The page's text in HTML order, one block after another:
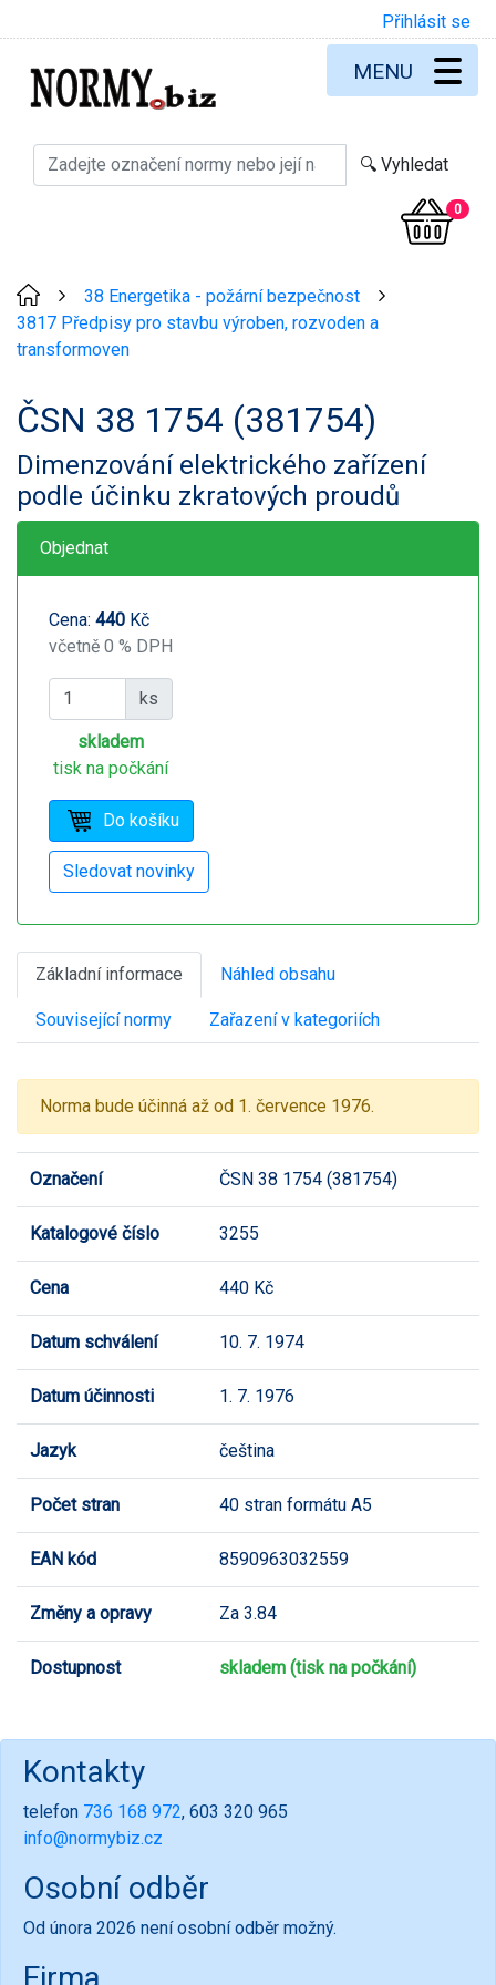
Přihlásit se
0
MENU
38 Energetika - požární bezpečnost
3817 Předpisy pro stavbu výroben, rozvoden a
transformoven
ČSN 38 1754 (381754)
Dimenzování elektrického zařízení
podle účinku zkratových proudů
Objednat
Cena: 440 Kč
včetně 0 % DPH
ks
skladem
tisk na počkání
Základní informace Náhled obsahu
Související normy Zařazení v kategoriích
Norma bude účinná až od 1. července 1976.
Označení ČSN 38 1754 (381754)
Katalogové číslo 3255
Cena 440 Kč
Datum schválení 10. 7. 1974
Datum účinnosti 1. 7. 1976
Jazyk čeština
Počet stran 40 stran formátu A5
EAN kód 8590963032559
Změny a opravy Za 3.84
Dostupnost skladem (tisk na počkání)
Kontakty
telefon 736 168 972, 603 320 965
info@normybiz.cz
Osobní odběr
Od února 2026 není osobní odběr možný.
Firma